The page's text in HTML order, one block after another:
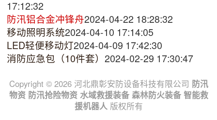
17:12:32
防汛铝合金冲锋舟2024-04-22 18:28:32
移动照明系统2024-04-10 17:14:05
LED轻便移动灯2024-04-09 17:42:30
消防应急包（10件套） 2024-02-29 17:30:47
Copyright © 2026 河北鼎彰安防设备科技有限公司 防汛
物资 防汛抢险物资 水域救援装备 森林防火装备 智能救
援机器人版权所有